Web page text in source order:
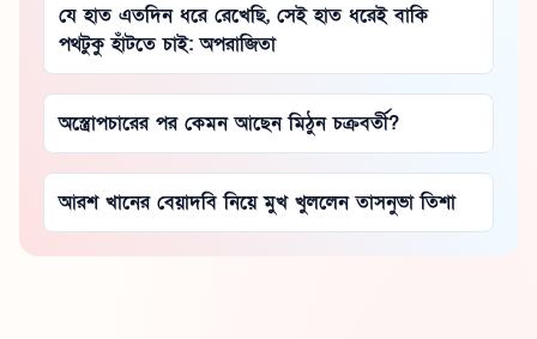
যে হাত এতদিন ধরে রেখেছি, সেই হাত ধরেই বাকি
পথটুকু হাঁটতে চাই: অপরাজিতা
অস্ত্রোপচারের পর কেমন আছেন মিঠুন চক্রবর্তী?
আরশ খানের বেয়াদবি নিয়ে মুখ খুললেন তাসনুভা তিশা